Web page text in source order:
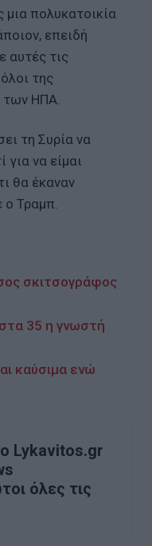
μια πολυκατοικία
επειδή
αυτές τις
της
των ΗΠΑ.
τη Συρία να
για να είμαι
θα έκαναν
Τραμπ.
σκιτσογράφος
35 η γνωστή
καύσιμα ενώ
Lykavitos.gr
όλες τις